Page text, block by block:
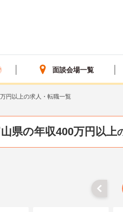
面談会場一覧
円以上の求人・転職一覧
県の年収400万円以上